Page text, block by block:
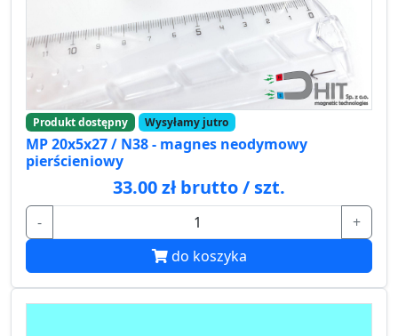
Produkt dostępny Wysyłamy jutro
MP 20x5x27 / N38 - magnes neodymowy
pierścieniowy
33.00 zł brutto / szt.
-
+
do koszyka